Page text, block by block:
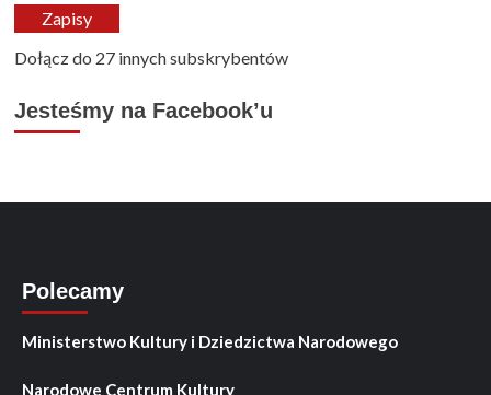
mailZapisy
Dołącz do 27 innych subskrybentów
Jesteśmy na Facebook’u
Polecamy
Ministerstwo Kultury i Dziedzictwa Narodowego
Narodowe Centrum Kultury